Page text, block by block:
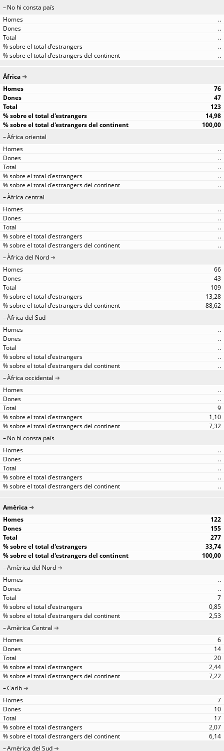
No hi consta país
..
..
..
..
..
Àfrica
76
47
123
14,98
100,00
Àfrica oriental
..
..
..
..
..
Àfrica central
..
..
..
..
..
Àfrica del Nord
66
43
109
13,28
88,62
Àfrica del Sud
..
..
..
..
..
Àfrica occidental
..
..
9
1,10
7,32
No hi consta país
..
..
..
..
..
Amèrica
122
155
277
33,74
100,00
Amèrica del Nord
..
..
7
0,85
2,53
Amèrica Central
6
14
20
2,44
7,22
Carib
7
10
17
2,07
6,14
Amèrica del Sud